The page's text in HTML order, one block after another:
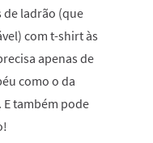
de ladrão (que
com t-shirt às
apenas de
como o da
também pode